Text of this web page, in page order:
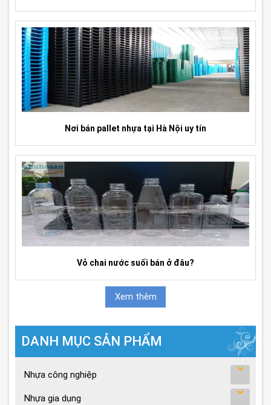
Nơi bán pallet nhựa tại Hà Nội uy tín
Vỏ chai nước suối bán ở đâu?
Xem thêm
DANH MỤC SẢN PHẨM
Nhựa công nghiệp
Nhựa gia dụng